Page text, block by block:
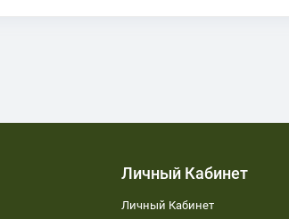
Личный Кабинет
Личный Кабинет